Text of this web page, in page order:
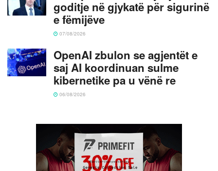
goditje në gjykatë për sigurinë
e fëmijëve
07/08/2026
OpenAI zbulon se agjentët e
saj AI koordinuan sulme
kibernetike pa u vënë re
06/08/2026